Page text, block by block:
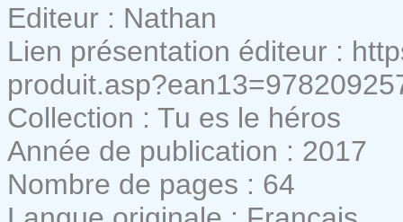
Editeur : Nathan
Lien présentation éditeur :
Collection : Tu es le héros
Année de publication : 2017
Nombre de pages : 64